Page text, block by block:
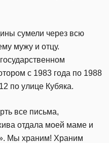
сумели через всю
мужу и отцу.
с 1983 года по 1988
по улице Кубяка.
все письма,
отдала моей маме и
Мы храним! Храним